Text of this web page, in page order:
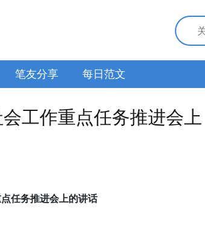
笔友分享 每日范文
工作重点任务推进会上
任务推进会上的讲话